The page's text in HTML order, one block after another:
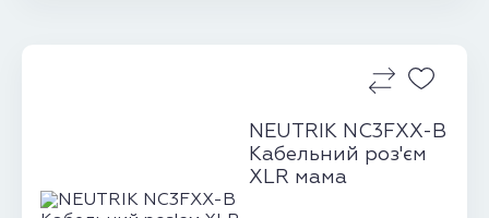
NEUTRIK NC3FXX-B
Кабельний роз'єм
XLR мама